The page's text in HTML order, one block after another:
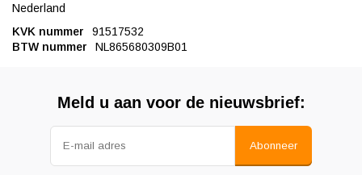
Nederland
KVK nummer
91517532
BTW nummer
NL865680309B01
Meld u aan voor de nieuwsbrief:
Abonneer